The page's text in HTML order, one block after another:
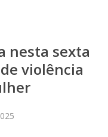
nesta sexta
violência